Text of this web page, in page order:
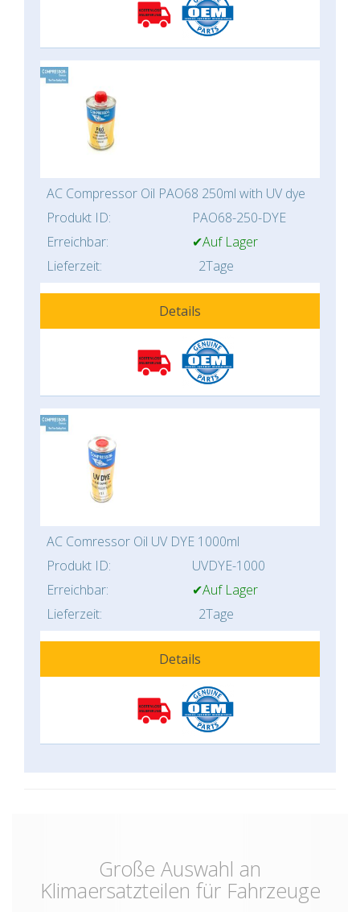
AC Compressor Oil PAO68 250ml with UV dye
Produkt ID:
PAO68-250-DYE
Erreichbar:
✔Auf Lager
Lieferzeit:
2Tage
Details
AC Comressor Oil UV DYE 1000ml
Produkt ID:
UVDYE-1000
Erreichbar:
✔Auf Lager
Lieferzeit:
2Tage
Details
Große Auswahl an
Klimaersatzteilen für Fahrzeuge